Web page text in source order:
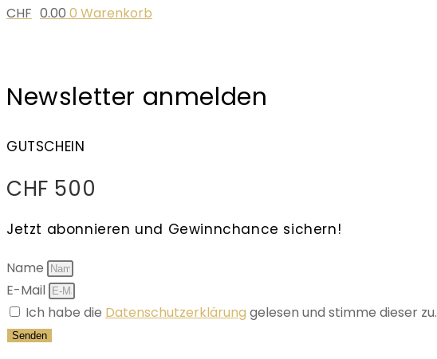
CHF 0.00 0 Warenkorb
Newsletter anmelden
GUTSCHEIN
CHF 500
Jetzt abonnieren und Gewinnchance sichern!
Name
E-Mail
Ich habe die Datenschutzerklärung gelesen und stimme dieser zu.
Senden